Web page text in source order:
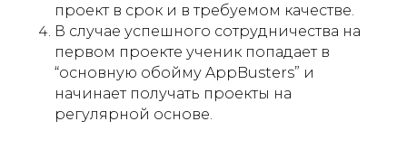
проект в срок и в требуемом качестве.
В случае успешного сотрудничества на
первом проекте ученик попадает в
“основную обойму AppBusters” и
начинает получать проекты на
регулярной основе.